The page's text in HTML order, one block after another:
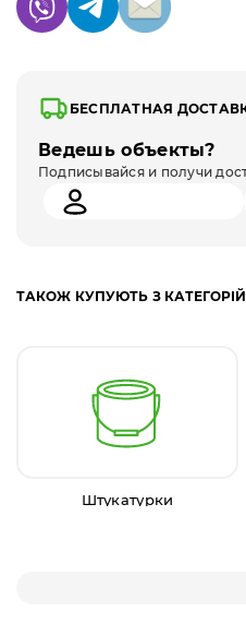
БЕСПЛАТНАЯ
Ведешь объекты?
Подписывайся и получи
ТАКОЖ КУПУЮТЬ З КАТЕГОРІЙ
Штукатурки